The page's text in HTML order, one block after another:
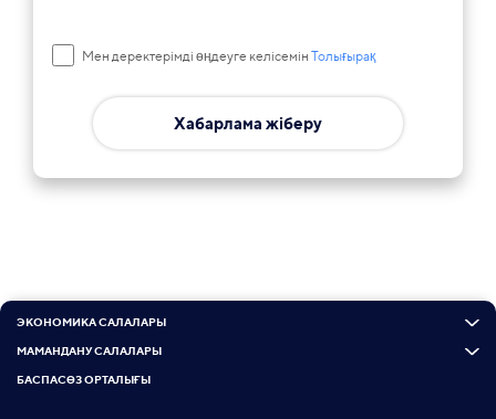
Мен деректерімді өңдеуге келісемін Толығырақ
Хабарлама жіберу
ЭКОНОМИКА САЛАЛАРЫ
МАМАНДАНУ САЛАЛАРЫ
БАСПАСӨЗ ОРТАЛЫҒЫ